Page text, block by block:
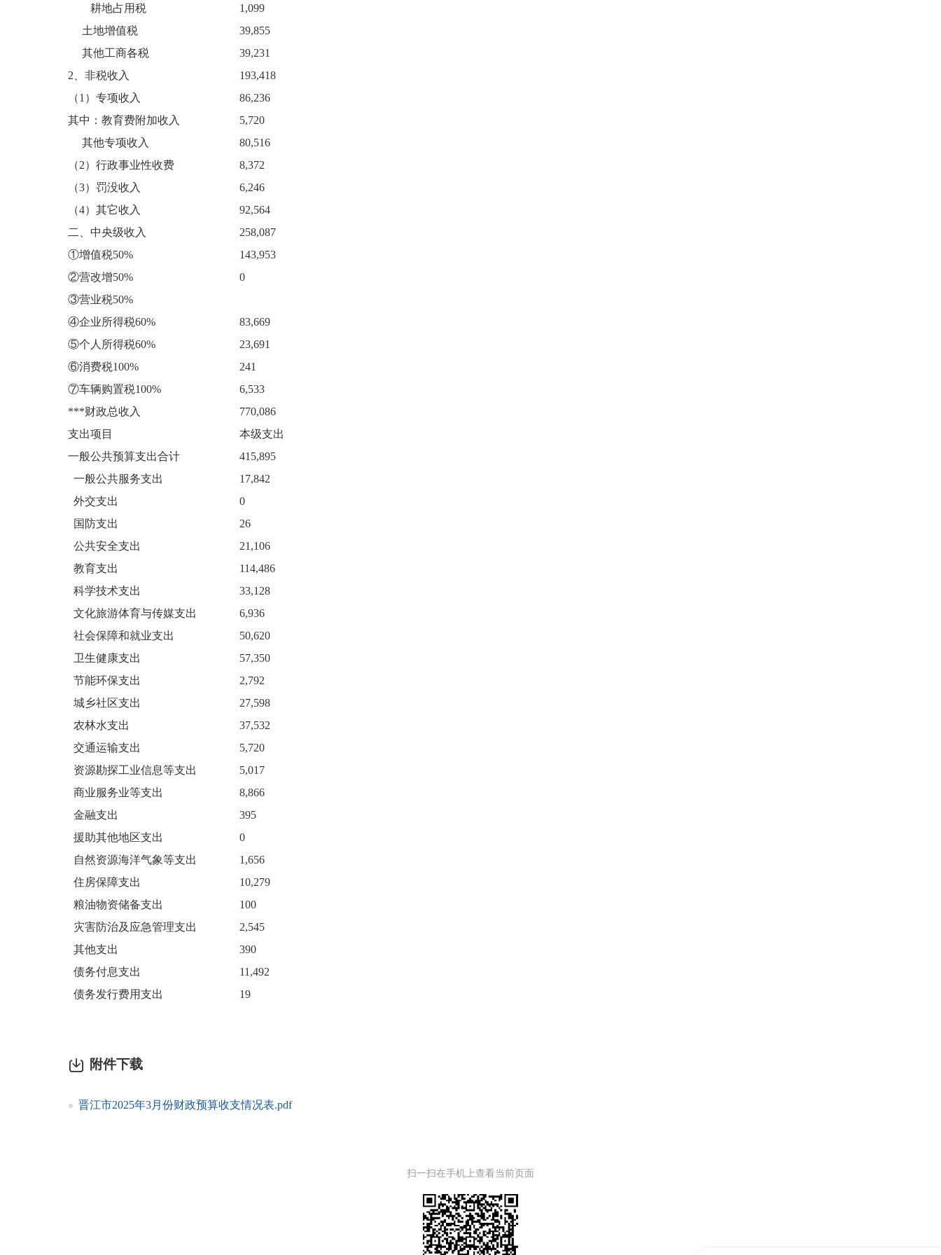
耕地占用税
1,099
土地增值税
39,855
其他工商各税
39,231
2、非税收入
193,418
（1）专项收入
86,236
其中：教育费附加收入
5,720
其他专项收入
80,516
（2）行政事业性收费
8,372
（3）罚没收入
6,246
（4）其它收入
92,564
二、中央级收入
258,087
①增值税50%
143,953
②营改增50%
0
③营业税50%
④企业所得税60%
83,669
⑤个人所得税60%
23,691
⑥消费税100%
241
⑦车辆购置税100%
6,533
***财政总收入
770,086
支出项目
本级支出
一般公共预算支出合计
415,895
一般公共服务支出
17,842
外交支出
0
国防支出
26
公共安全支出
21,106
教育支出
114,486
科学技术支出
33,128
文化旅游体育与传媒支出
6,936
社会保障和就业支出
50,620
卫生健康支出
57,350
节能环保支出
2,792
城乡社区支出
27,598
农林水支出
37,532
交通运输支出
5,720
资源勘探工业信息等支出
5,017
商业服务业等支出
8,866
金融支出
395
援助其他地区支出
0
自然资源海洋气象等支出
1,656
住房保障支出
10,279
粮油物资储备支出
100
灾害防治及应急管理支出
2,545
其他支出
390
债务付息支出
11,492
债务发行费用支出
19
附件下载
晋江市2025年3月份财政预算收支情况表.pdf
扫一扫在手机上查看当前页面